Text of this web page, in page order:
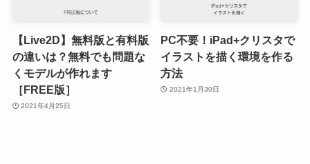
【Live2D】無料版と有料版
の違いは？無料でも問題な
くモデルが作れます
［FREE版］
2021年4月25日
PC不要！iPad+クリスタで
イラストを描く環境を作る
方法
2021年1月30日